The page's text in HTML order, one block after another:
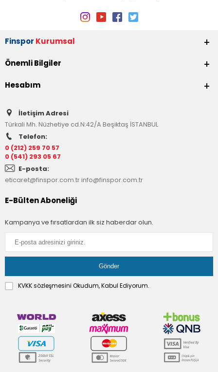
Finspor Kurumsal
Önemli Bilgiler
Hesabım
İletişim Adresi
Türkali Mh. Nüzhetiye cd.N:42/A Beşiktaş İSTANBUL
Telefon:
0 (212) 259 70 57
0 (541) 293 05 67
E-posta:
eticaret@finspor.com.trinfo@finspor.com.tr
E-Bülten Aboneliği
Kampanya ve fırsatlardan ilk siz haberdar olun.
KVKK sözleşmesini Okudum, Kabul Ediyorum.